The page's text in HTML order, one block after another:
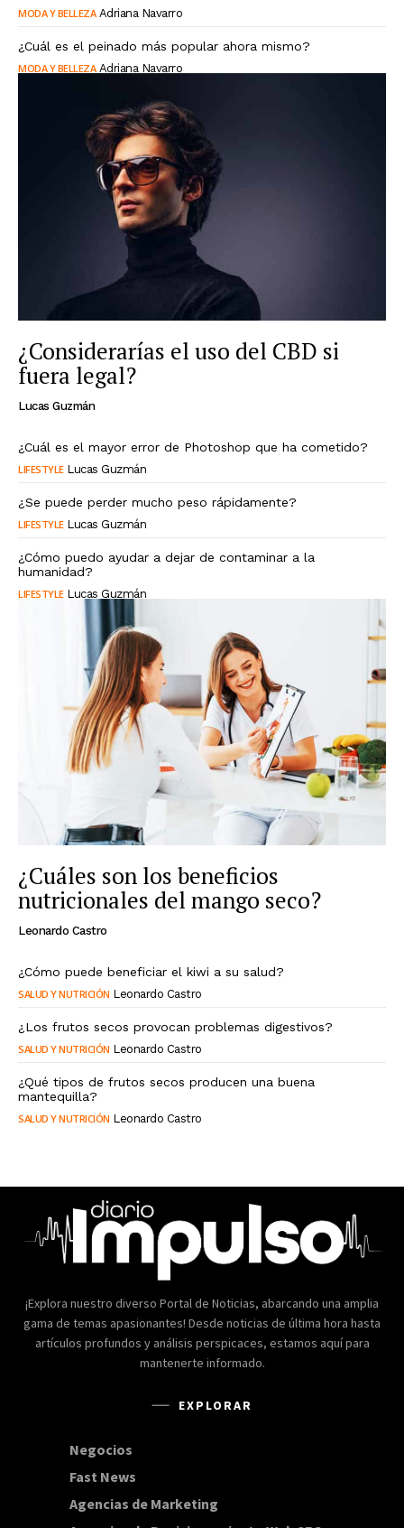
MODA Y BELLEZA Adriana Navarro
¿Cuál es el peinado más popular ahora mismo?
MODA Y BELLEZA Adriana Navarro
¿Considerarías el uso del CBD si
fuera legal?
Lucas Guzmán
¿Cuál es el mayor error de Photoshop que ha cometido?
LIFESTYLE Lucas Guzmán
¿Se puede perder mucho peso rápidamente?
LIFESTYLE Lucas Guzmán
¿Cómo puedo ayudar a dejar de contaminar a la
humanidad?
LIFESTYLE Lucas Guzmán
¿Cuáles son los beneficios
nutricionales del mango seco?
Leonardo Castro
¿Cómo puede beneficiar el kiwi a su salud?
SALUD Y NUTRICIÓN Leonardo Castro
¿Los frutos secos provocan problemas digestivos?
SALUD Y NUTRICIÓN Leonardo Castro
¿Qué tipos de frutos secos producen una buena
mantequilla?
SALUD Y NUTRICIÓN Leonardo Castro
¡Explora nuestro diverso Portal de Noticias, abarcando una amplia
gama de temas apasionantes! Desde noticias de última hora hasta
artículos profundos y análisis perspicaces, estamos aquí para
mantenerte informado.
EXPLORAR
Negocios
Fast News
Agencias de Marketing